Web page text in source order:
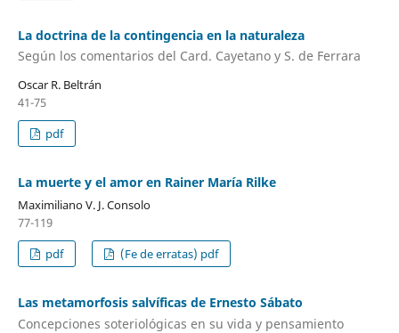
La doctrina de la contingencia en la naturaleza
Según los comentarios del Card. Cayetano y S. de Ferrara
Oscar R. Beltrán
41-75
pdf
La muerte y el amor en Rainer María Rilke
Maximiliano V. J. Consolo
77-119
pdf
(Fe de erratas) pdf
Las metamorfosis salvíficas de Ernesto Sábato
Concepciones soteriológicas en su vida y pensamiento